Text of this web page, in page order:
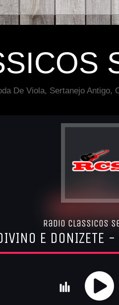
De Viola, Sertanejo Antigo,